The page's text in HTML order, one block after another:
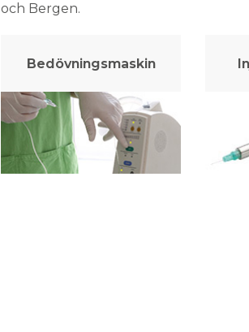
och Bergen.
Bedövningsmaskin